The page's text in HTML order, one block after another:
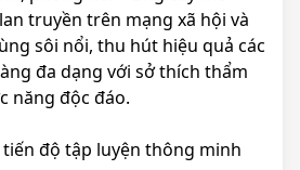
truyền trên mạng xã hội và
sôi nổi, thu hút hiệu quả các
đa dạng với sở thích thẩm
năng độc đáo.
độ tập luyện thông minh